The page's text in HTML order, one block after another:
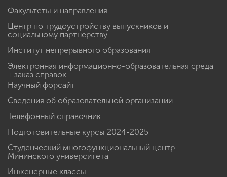
Факультеты и направления
Центр по трудоустройству выпускников и
социальному партнерству
Институт непрерывного образования
Электронная информационно-образовательная среда
+ заказ справок
Научный форсайт
Сведения об образовательной организации
Телефонный справочник
Подготовительные курсы 2024-2025
Студенческий многофункциональный центр
Мининского университета
Инженерные классы